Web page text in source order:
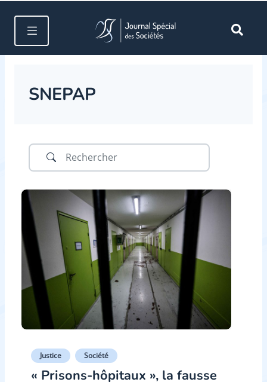
SNEPAP
Justice Société
« Prisons-hôpitaux », la fausse